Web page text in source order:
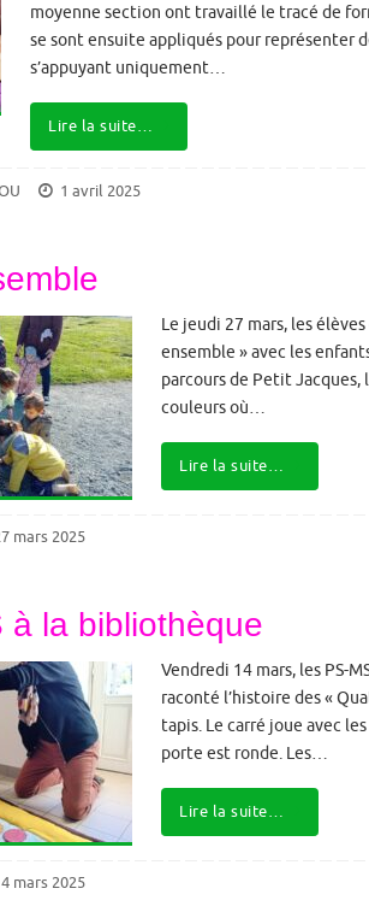
moyenne section ont travaillé le tracé de
se sont ensuite appliqués pour représenter
s’appuyant uniquement…
Lire la suite…
1 avril 2025
Le jeudi 27 mars, les
ensemble » avec les
parcours de Petit Jacques,
couleurs où…
Lire la suite…
mars 2025
à la bibliothèque
Vendredi 14 mars, les PS-
raconté l’histoire des «
tapis. Le carré joue avec
porte est ronde. Les…
Lire la suite…
mars 2025